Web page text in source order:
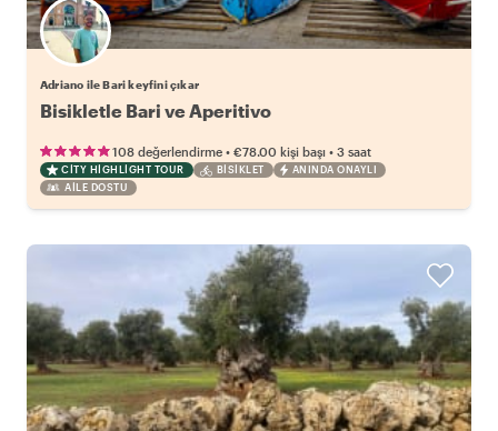
Adriano ile Bari keyfini çıkar
Bisikletle Bari ve Aperitivo
108 değerlendirme • €78.00 kişi başı • 3 saat
CITY HIGHLIGHT TOUR BISIKLET
ANINDA ONAYLI
AILE DOSTU